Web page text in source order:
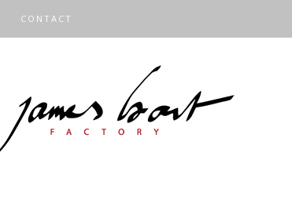
CONTACT